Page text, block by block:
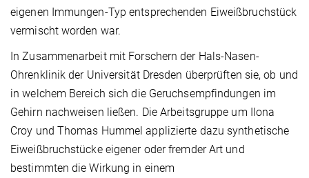
eigenen Immungen-Typ entsprechenden Eiweißbruchstück
vermischt worden war.
In Zusammenarbeit mit Forschern der Hals-Nasen-
Ohrenklinik der Universität Dresden überprüften sie, ob und
in welchem Bereich sich die Geruchsempfindungen im
Gehirn nachweisen ließen. Die Arbeitsgruppe um Ilona
Croy und Thomas Hummel applizierte dazu synthetische
Eiweißbruchstücke eigener oder fremder Art und
bestimmten die Wirkung in einem